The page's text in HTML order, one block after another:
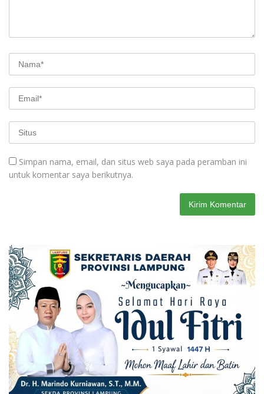
Simpan nama, email, dan situs web saya pada peramban ini
untuk komentar saya berikutnya.